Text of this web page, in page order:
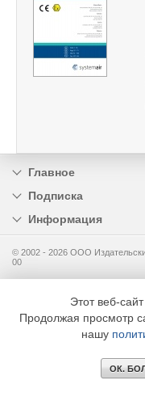
Главное
Подписка
Информация
© 2002 - 2026 OOO
00
Этот веб-
Продолжая просмотр
нашу
ОК.